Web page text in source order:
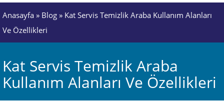
Anasayfa » Blog » Kat Servis Temizlik Araba Kullanım Alanları
Ve Özellikleri
Kat Servis Temizlik Araba
Kullanım Alanları Ve Özellikleri